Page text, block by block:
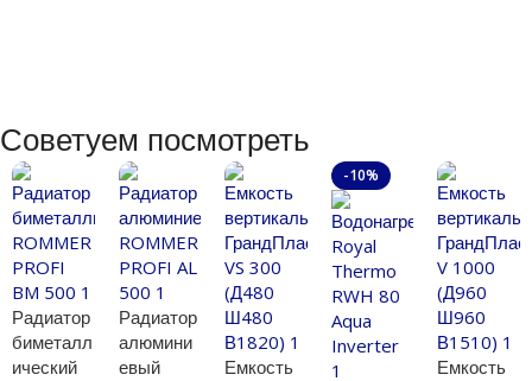
Советуем посмотреть
Радиатор
биметалл
ический
Радиатор
алюмини
евый
Емкость
-10%
Емкость